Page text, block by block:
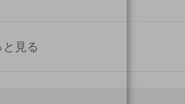
と見る